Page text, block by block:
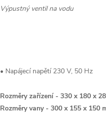
Výpustný ventil na vodu
• Napájecí napětí 230 V, 50 Hz
Rozměry zařízení - 330 x 180 x
Rozměry vany - 300 x 155 x 150